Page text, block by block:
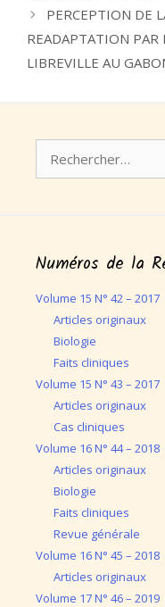
PERCEPTION DE
READAPTATION PAR
LIBREVILLE AU
Numéros de la
Volume 15 N° 42 – 2017
Articles originaux
Biologie
Faits cliniques
Volume 15 N° 43 – 2017
Articles originaux
Cas cliniques
Volume 16 N° 44 – 2018
Articles originaux
Biologie
Faits cliniques
Revue générale
Volume 16 N° 45 – 2018
Articles originaux
Volume 17 N° 46 – 2019